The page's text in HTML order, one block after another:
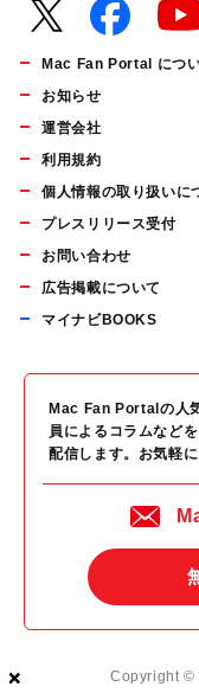
×
×
×
Mac Fan Portal につ
お知らせ
運営会社
利用規約
個人情報の取り扱いに
プレスリリース受付
お問い合わせ
広告掲載について
マイナビBOOKS
Mac Fan Portalの人
員によるコラムなど
配信します。お気軽に
Copyright ©